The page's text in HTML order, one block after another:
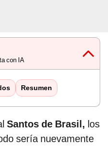
con IA
Resumen
Santos de Brasil, los
sería nuevamente